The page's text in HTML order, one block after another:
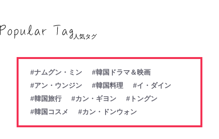
人気タグ
#ナムグン・ミン
#韓国ドラマ＆映画
#アン・ウンジン
#韓国料理
#イ・ダイン
#韓国旅行
#カン・ギヨン
#トングン
#韓国コスメ
#カン・ドンウォン